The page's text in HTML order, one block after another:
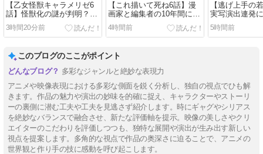
【乙女怪獣キャラメリゼ6
話】怪獣化の謎が判明？ラ
イリーの正体にも注目集ま
る
3時間20分前
【これ描いて死ね6話】漫
画家と編集者の10年間に反
響「創作のリアルが刺さ
る」
4時間前
【逃げ上手の
実写演出連発
は綺麗なのに
5時間前
このブログのここがポイント
多彩なジャンルと絶妙な表現力
アニメや映像表現における多彩な側面を鋭く分析し、独自の視点でひも解
きます。作品の魅力や演出の妙味を的確に捉え、キャラクターやストーリ
ーの裏側に潜む工夫や工夫を見逃さず紹介します。時にギャグやシリアス
を絶妙なバランスで融合させ、新たな評価軸を提示。映像の美しさやクリ
エイターのこだわりを評価しつつも、独特な展開や演出が生み出す新しい
視点を提案します。多角的な視点で作品の奥深さに迫ることで、アニメの
世界観と作り手の技に感動を呼び起こします。